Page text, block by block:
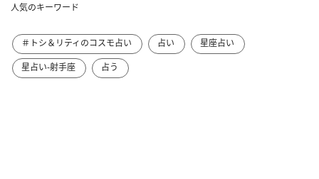
人気のキーワード
＃トシ＆リティのコスモ占い 占い
星座占い
星占い-射手座
占う